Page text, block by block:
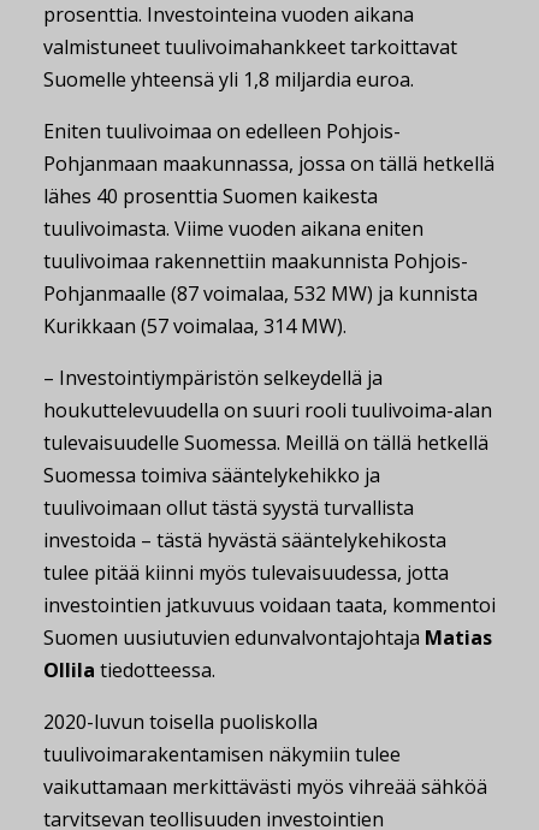
prosenttia. Investointeina vuoden aikana
valmistuneet tuulivoimahankkeet tarkoittavat
Suomelle yhteensä yli 1,8 miljardia euroa.
Eniten tuulivoimaa on edelleen Pohjois-
Pohjanmaan maakunnassa, jossa on tällä hetkellä
lähes 40 prosenttia Suomen kaikesta
tuulivoimasta. Viime vuoden aikana eniten
tuulivoimaa rakennettiin maakunnista Pohjois-
Pohjanmaalle (87 voimalaa, 532 MW) ja kunnista
Kurikkaan (57 voimalaa, 314 MW).
– Investointiympäristön selkeydellä ja
houkuttelevuudella on suuri rooli tuulivoima-alan
tulevaisuudelle Suomessa. Meillä on tällä hetkellä
Suomessa toimiva sääntelykehikko ja
tuulivoimaan ollut tästä syystä turvallista
investoida – tästä hyvästä sääntelykehikosta
tulee pitää kiinni myös tulevaisuudessa, jotta
investointien jatkuvuus voidaan taata, kommentoi
Suomen uusiutuvien edunvalvontajohtaja Matias
Ollila tiedotteessa.
2020-luvun toisella puoliskolla
tuulivoimarakentamisen näkymiin tulee
vaikuttamaan merkittävästi myös vihreää sähköä
tarvitsevan teollisuuden investointien